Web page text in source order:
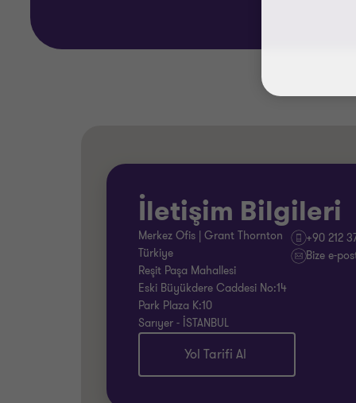
İletişim Bilgileri
Merkez Ofis | Grant Thornton
Türkiye
Reşit Paşa Mahallesi
Eski Büyükdere Caddesi No:14
Park Plaza K:10
Sarıyer - İSTANBUL
+90 212
Bize e-
Yol Tarifi Al